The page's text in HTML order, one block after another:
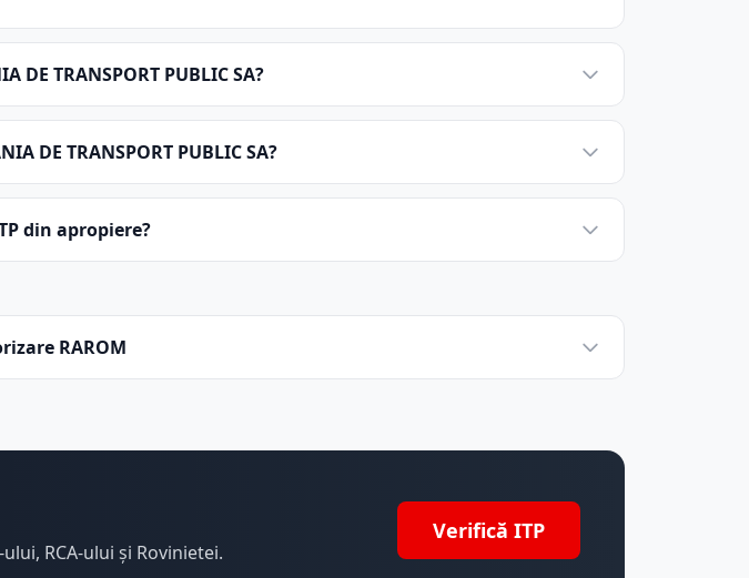
DE TRANSPORT PUBLIC SA?
DE TRANSPORT PUBLIC SA?
din apropiere?
RAROM
RCA-ului și Rovinietei.
Verifică ITP